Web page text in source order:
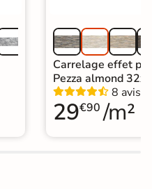
Carrelage effet
Pezza almond
8 avis
29€90 /m²